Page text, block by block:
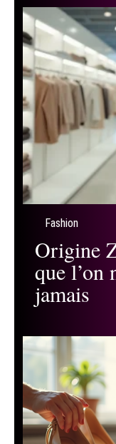
Fashion
Origine
que l’on
jamais